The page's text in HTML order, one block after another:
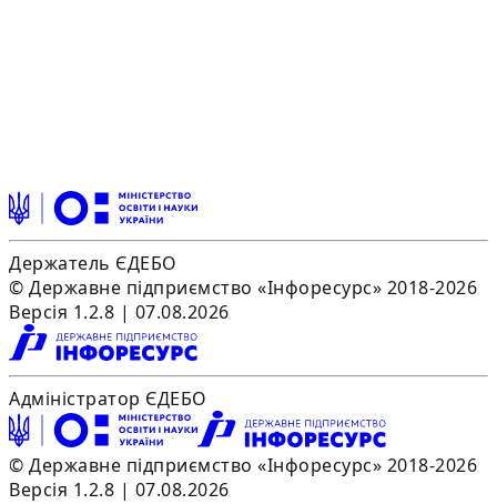
Держатель ЄДЕБО
© Державне підприємство «Інфоресурс» 2018-2026
Версія 1.2.8 | 07.08.2026
Адміністратор ЄДЕБО
© Державне підприємство «Інфоресурс» 2018-2026
Версія 1.2.8 | 07.08.2026